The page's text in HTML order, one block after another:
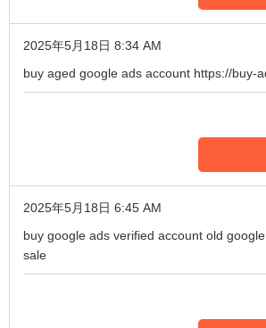
2025年5月18日 8:34 AM
buy aged google ads account https://buy-
2025年5月18日 6:45 AM
buy google ads verified account old
sale